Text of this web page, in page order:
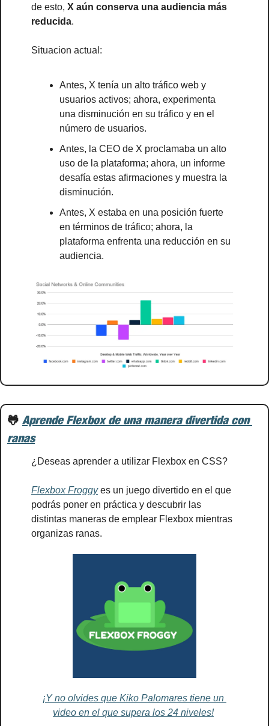
de esto, X aún conserva una audiencia más
reducida.
Situacion actual:
Antes, X tenía un alto tráfico web y
usuarios activos; ahora, experimenta
una disminución en su tráfico y en el
número de usuarios.
Antes, la CEO de X proclamaba un alto
uso de la plataforma; ahora, un informe
desafía estas afirmaciones y muestra la
disminución.
Antes, X estaba en una posición fuerte
en términos de tráfico; ahora, la
plataforma enfrenta una reducción en su
audiencia.
🐸 Aprende Flexbox de una manera divertida con
ranas
¿Deseas aprender a utilizar Flexbox en CSS?
Flexbox Froggy es un juego divertido en el que
podrás poner en práctica y descubrir las
distintas maneras de emplear Flexbox mientras
organizas ranas.
¡Y no olvides que Kiko Palomares tiene un
video en el que supera los 24 niveles!